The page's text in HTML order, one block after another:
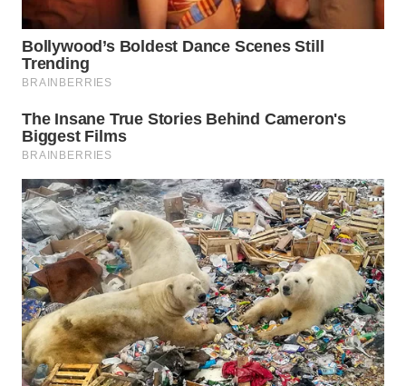
PRIANGAN
TIMUR
WN
WN
SOLO
WN
BOROBUDUR
WN
MADURA
WN
SURABAYA